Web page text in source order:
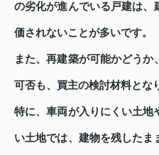
の劣化が進んでいる戸建は、
価されないことが多いです。
また、再建築が可能かどう
可否も、買主の検討材料とな
特に、車両が入りにくい土地
い土地では、建物を残した